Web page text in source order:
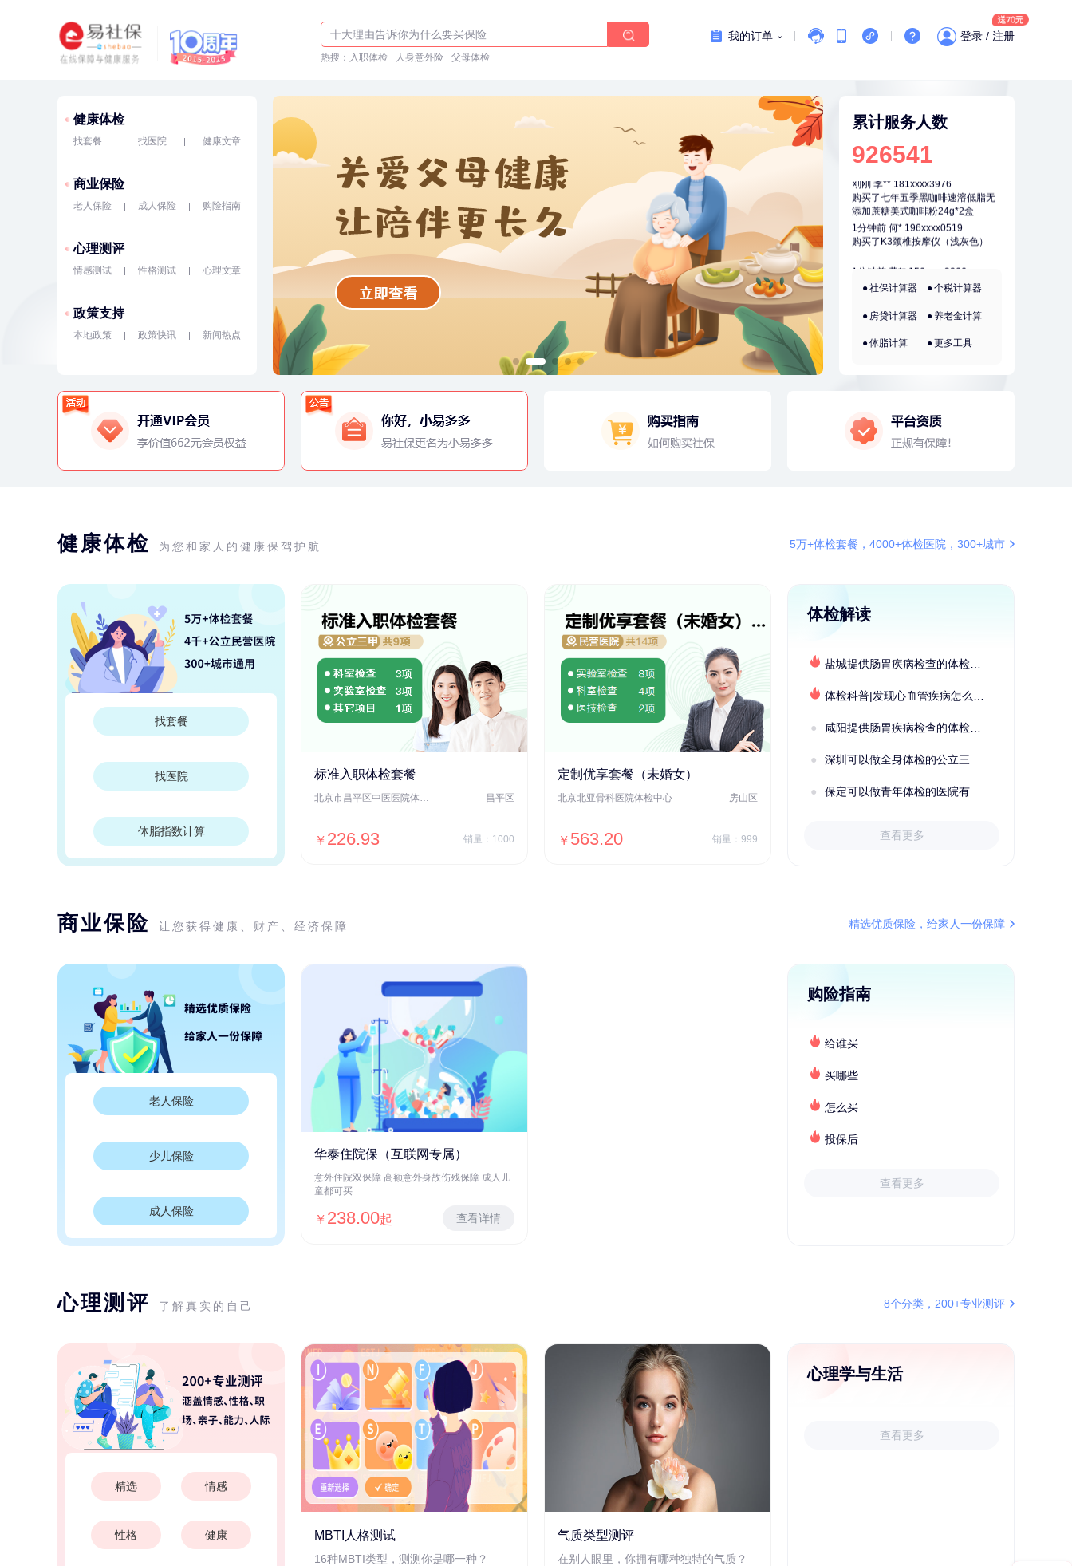
十大理由告诉你为什么要买保险
入职体检在线预约
热搜： 入职体检 人身意外险 父母体检
我的订单 登录 / 注册
健康体检
找套餐 找医院 健康文章
商业保险
老人保险 成人保险 购险指南
心理测评
情感测试 性格测试 心理文章
政策支持
本地政策 政策快讯 新闻热点
累计服务人数
926541
成功预约了妇科套餐
购买了七年五季黑咖啡速溶低脂无
添加蔗糖美式咖啡粉24g*2盒
刚刚 李** 181xxxx3976
购买了七年五季黑咖啡速溶低脂无
1分钟前
何* 196xxxx0519
购买了K3颈椎按摩仪（浅灰色）
1分钟前 黄** 156xxxx9066
成功预约了中老年套餐
成功预约了商务应酬体检（男）
2分钟前 罗** 198xxxx8341
购买了七年五季黑咖啡速溶低脂无
添加蔗糖美式咖啡粉24g*2盒
成功预约了女性防癌筛查套餐
郑** 136xxxx9530
7分钟前 袁** 177xxxx3003
购买了美的体重秤 MO-CW5 白色
7分钟前 江** 136xxxx3540
刚刚 肖** 159xxxx4211
社保计算器 个税计算器
房贷计算器 养老金计算
体脂计算 更多工具
健康体检 为您和家人的健康保驾护航 5万+体检套餐，4000+体检医院，300+城市
找套餐
找医院
体脂指数计算
标准入职体检套餐
北京市昌平区中医医院体检中心 昌平区
￥ 226.93 销量：1000
定制优享套餐（未婚女）
北京北亚骨科医院体检中心 房山区
￥ 563.20 销量：999
秦皇岛市第一医院体检中心 北戴河区
体检解读
盐城提供肠胃疾病检查的体检套餐有哪些？体检机构有哪些选择？如何预约？
体检科普|发现心血管疾病怎么办？
咸阳提供肠胃疾病检查的体检套餐有哪些？体检机构有哪些选择？如何预约？
深圳可以做全身体检的公立三甲医院及体检套餐汇总
保定可以做青年体检的医院有哪些？有哪些套餐可以选择？
查看更多
商业保险 让您获得健康、财产、经济保障 精选优质保险，给家人一份保障
老人保险
少儿保险
成人保险
华泰住院保（互联网专属）
意外住院双保障 高额意外身故伤残保障 成人儿
童都可买
￥ 238.00起 查看详情
购险指南
给谁买
买哪些
怎么买
投保后
查看更多
心理测评 了解真实的自己 8个分类，200+专业测评
精选 情感
性格 健康 MBTI人格测试
16种MBTI类型，测测你是哪一种？
气质类型测评
在别人眼里，你拥有哪种独特的气质？
心理学与生活
查看更多